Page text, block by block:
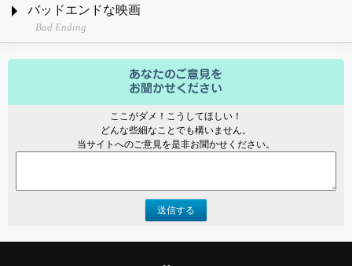
バッドエンドな映画
Bad Ending
ここがダメ！こうしてほしい！
どんな些細なことでも構いません。
当サイトへのご意見を是非お聞かせください。
送信する